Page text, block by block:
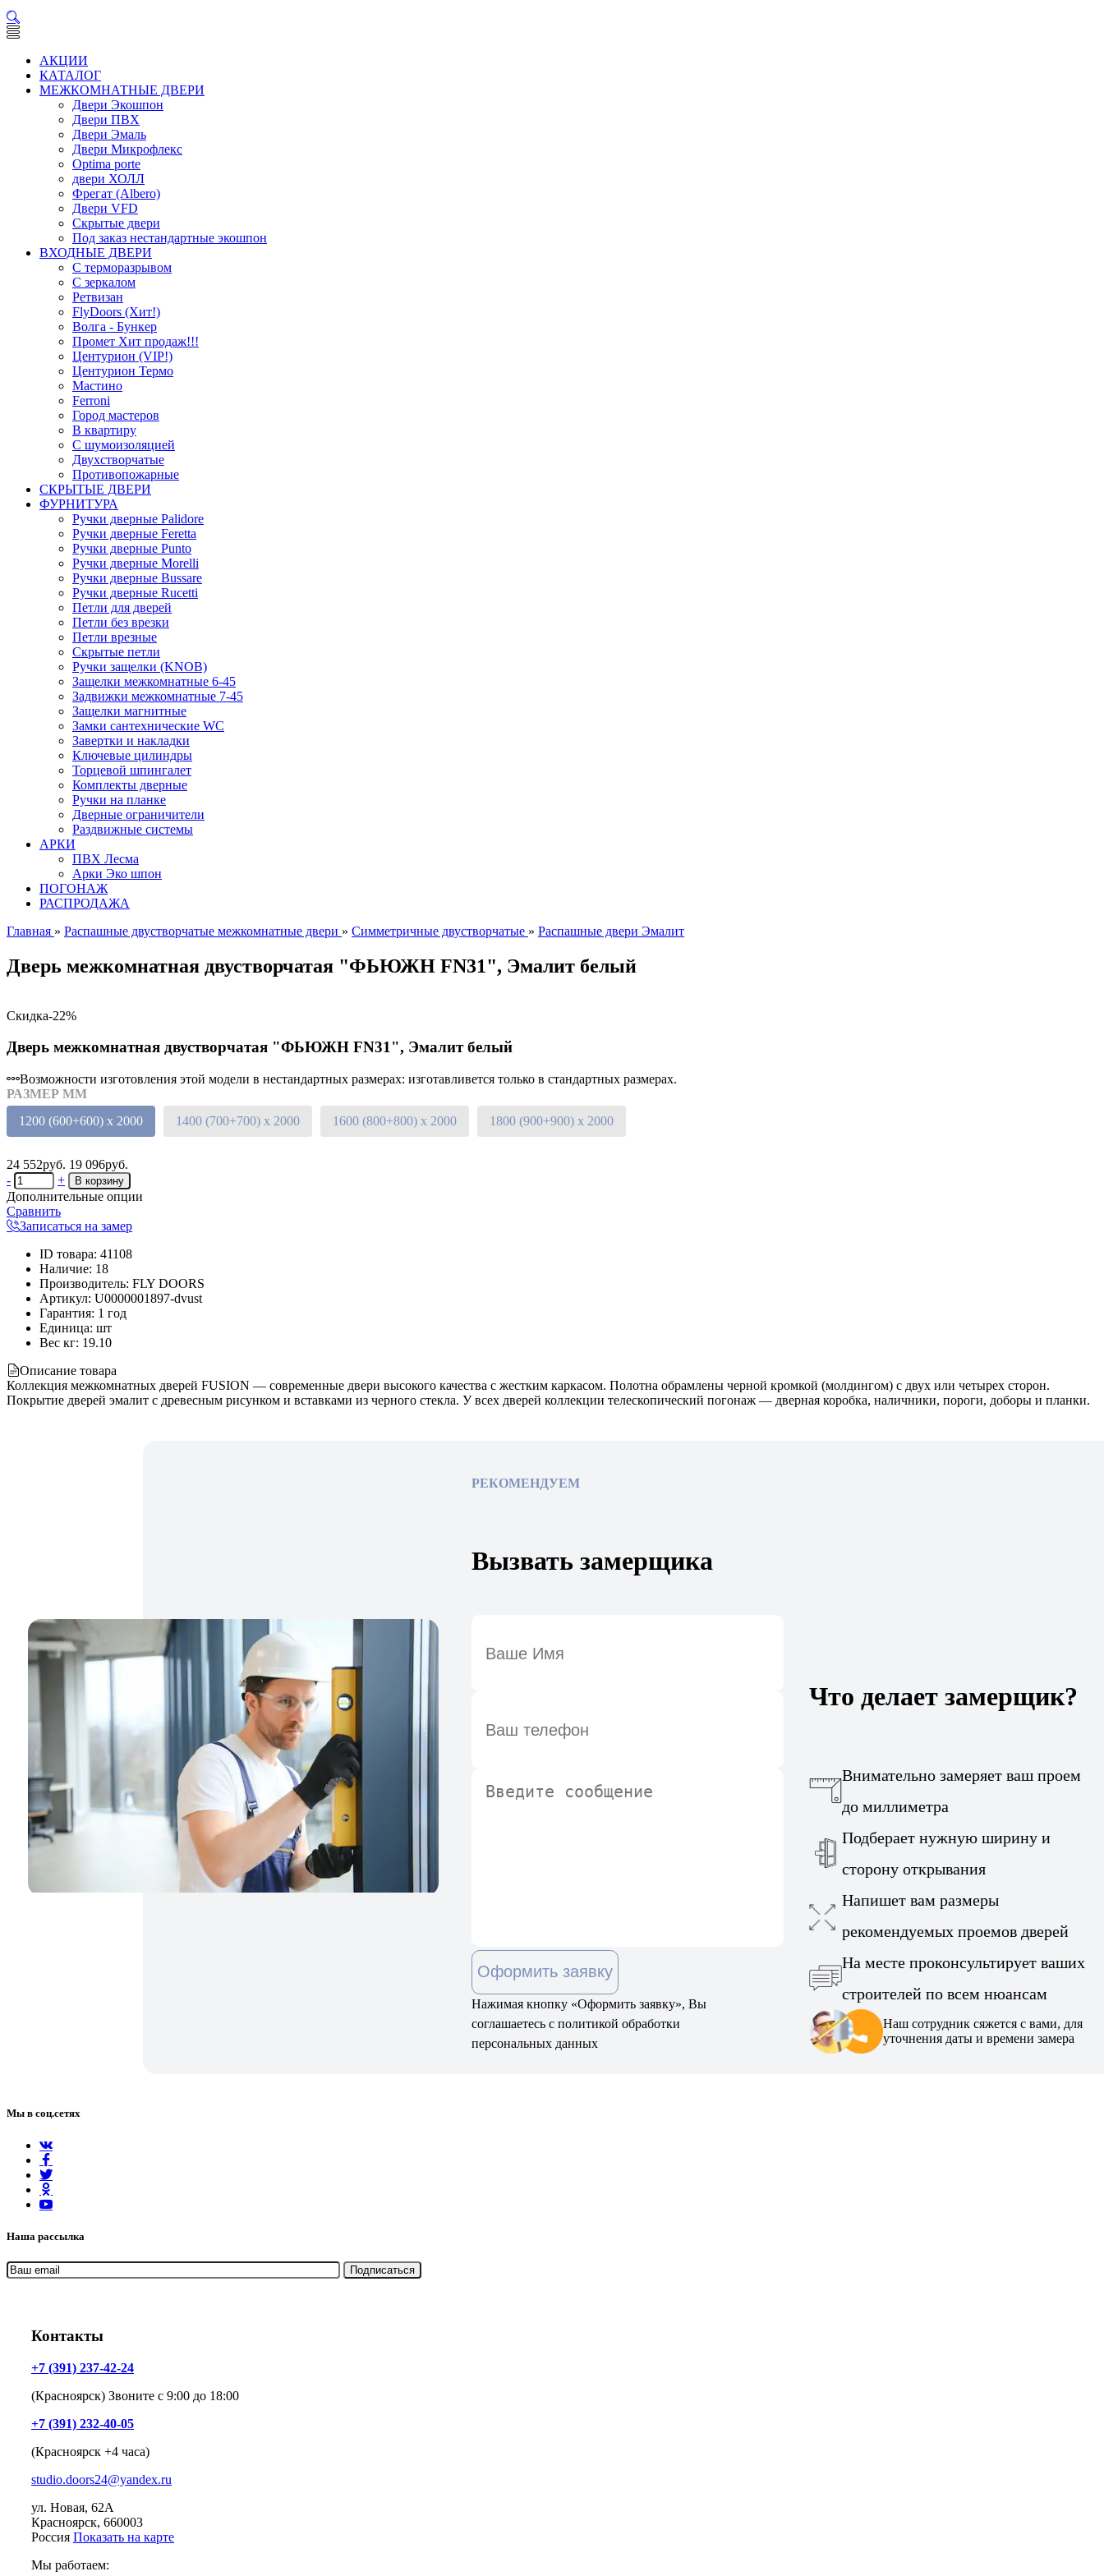
АКЦИИ
КАТАЛОГ
МЕЖКОМНАТНЫЕ ДВЕРИ
Двери Экошпон
Двери ПВХ
Двери Эмаль
Двери Микрофлекс
Optima porte
двери ХОЛЛ
Фрегат (Albero)
Двери VFD
Скрытые двери
Под заказ нестандартные экошпон
ВХОДНЫЕ ДВЕРИ
С терморазрывом
С зеркалом
Ретвизан
FlyDoors (Хит!)
Волга - Бункер
Промет Хит продаж!!!
Центурион (VIP!)
Центурион Термо
Мастино
Ferroni
Город мастеров
В квартиру
С шумоизоляцией
Двухстворчатые
Противопожарные
СКРЫТЫЕ ДВЕРИ
ФУРНИТУРА
Ручки дверные Palidore
Ручки дверные Feretta
Ручки дверные Punto
Ручки дверные Morelli
Ручки дверные Bussare
Ручки дверные Rucetti
Петли для дверей
Петли без врезки
Петли врезные
Скрытые петли
Ручки защелки (KNOB)
Защелки межкомнатные 6-45
Задвижки межкомнатные 7-45
Защелки магнитные
Замки сантехнические WC
Завертки и накладки
Ключевые цилиндры
Торцевой шпингалет
Комплекты дверные
Ручки на планке
Дверные ограничители
Раздвижные системы
АРКИ
ПВХ Лесма
Арки Эко шпон
ПОГОНАЖ
РАСПРОДАЖА
Главная » Распашные двустворчатые межкомнатные двери » Симметричные двустворчатые » Распашные двери Эмалит
Дверь межкомнатная двустворчатая "ФЬЮЖН FN31", Эмалит белый
Скидка-22%
Дверь межкомнатная двустворчатая "ФЬЮЖН FN31", Эмалит белый
Возможности изготовления этой модели в нестандартных размерах: изготавливется только в стандартных размерах.
РАЗМЕР ММ
1200 (600+600) х 2000
1400 (700+700) х 2000 1600 (800+800) х 2000 1800 (900+900) х 2000
24 552руб. 19 096руб.
-
+
Дополнительные опции
Сравнить
Записаться на замер
ID товара: 41108
Наличие: 18
Производитель: FLY DOORS
Артикул: U0000001897-dvust
Гарантия: 1 год
Единица: шт
Вес кг: 19.10
Описание товара
Коллекция межкомнатных дверей FUSION — современные двери высокого качества с жестким каркасом. Полотна обрамлены черной кромкой (молдингом) с двух или четырех сторон.
Покрытие дверей эмалит с древесным рисунком и вставками из черного стекла. У всех дверей коллекции телескопический погонаж — дверная коробка, наличники, пороги, доборы и планки.
РЕКОМЕНДУЕМ
Вызвать замерщика
Оформить заявку
Нажимая кнопку «Оформить заявку», Вы
соглашаетесь с политикой обработки
персональных данных
Что делает замерщик?
Внимательно замеряет ваш проем
до миллиметра
Подберает нужную ширину и
сторону открывания
Напишет вам размеры
рекомендуемых проемов дверей
На месте проконсультирует ваших
строителей по всем нюансам
Наш сотрудник сяжется с вами, для
уточнения даты и времени замера
Мы в соц.сетях
Наша рассылка
Контакты
+7 (391) 237-42-24
(Красноярск) Звоните с 9:00 до 18:00
+7 (391) 232-40-05
(Красноярск +4 часа)
studio.doors24@yandex.ru
ул. Новая, 62А
Красноярск, 660003
Россия Показать на карте
Мы работаем: